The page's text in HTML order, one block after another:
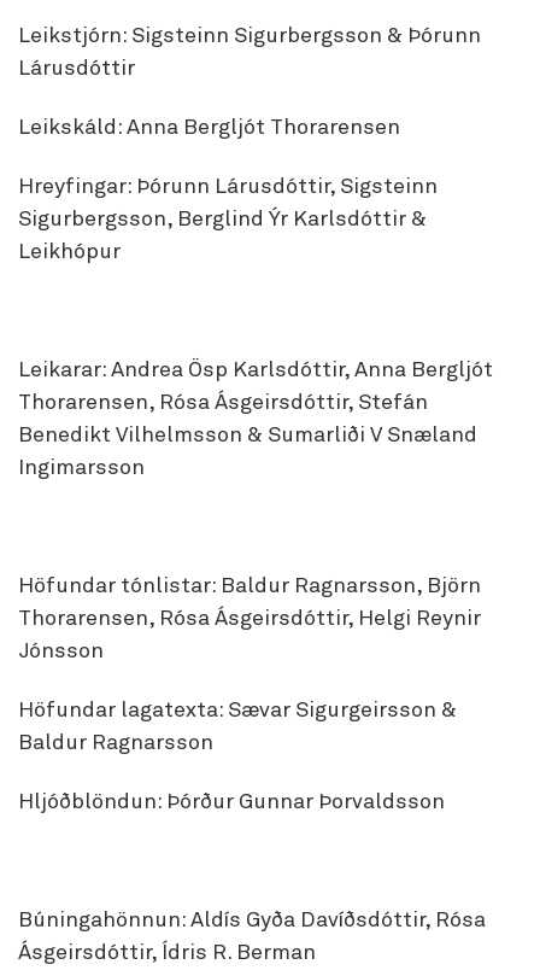
Leikstjórn: Sigsteinn Sigurbergsson & Þórunn
Lárusdóttir
Leikskáld: Anna Bergljót Thorarensen
Hreyfingar: Þórunn Lárusdóttir, Sigsteinn
Sigurbergsson, Berglind Ýr Karlsdóttir &
Leikhópur
Leikarar: Andrea Ösp Karlsdóttir, Anna Bergljót
Thorarensen, Rósa Ásgeirsdóttir, Stefán
Benedikt Vilhelmsson & Sumarliði V Snæland
Ingimarsson
Höfundar tónlistar: Baldur Ragnarsson, Björn
Thorarensen, Rósa Ásgeirsdóttir, Helgi Reynir
Jónsson
Höfundar lagatexta: Sævar Sigurgeirsson &
Baldur Ragnarsson
Hljóðblöndun: Þórður Gunnar Þorvaldsson
Búningahönnun: Aldís Gyða Davíðsdóttir, Rósa
Ásgeirsdóttir, Ídris R. Berman